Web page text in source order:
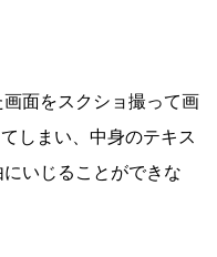
面をスクショ撮って画
しまい、中身のテキス
いじることができな